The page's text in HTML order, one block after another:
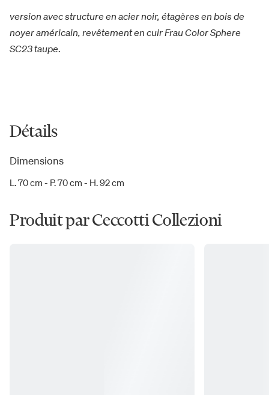
version avec structure en acier noir, étagères en bois de
noyer américain, revêtement en cuir Frau Color Sphere
SC23 taupe.
Détails
Dimensions
L. 70 cm - P. 70 cm - H. 92 cm
Produit par Ceccotti Collezioni